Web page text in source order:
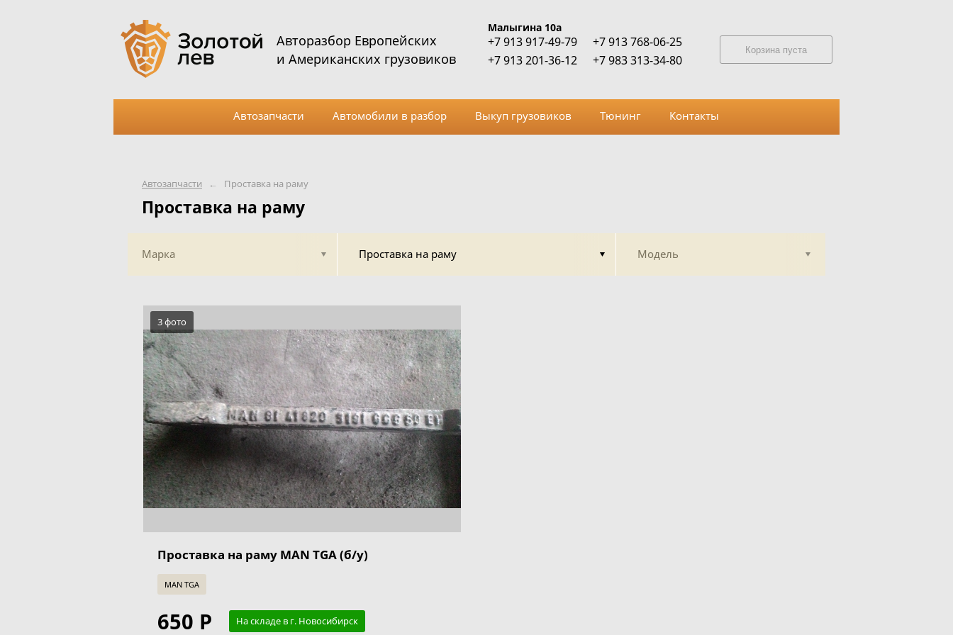
Автозапчасти ← Проставка на раму
Проставка на раму
Марка Проставка на раму Модель
3 фото
Проставка на раму MAN TGA (б/у)
MAN TGA
650 Р На складе в г. Новосибирск
Авторазбор Европейских
и Американских грузовиков
Малыгина 10а
+7 913 917-49-79
+7 913 201-36-12
+7 913 768-06-25
+7 983 313-34-80
Корзина пуста
Автозапчасти Автомобили в разбор Выкуп грузовиков Тюнинг Контакты